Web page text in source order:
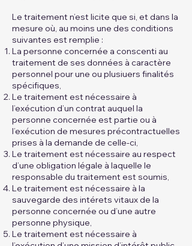
Le traitement n’est licite que si, et dans la
mesure où, au moins une des conditions
suivantes est remplie :
La personne concernée a conscenti au
traitement de ses données à caractère
personnel pour une ou plusiuers finalités
spécifiques,
Le traitement est nécessaire à
l’exécution d’un contrat auquel la
personne concernée est partie ou à
l’exécution de mesures précontractuelles
prises à la demande de celle-ci,
Le traitement est nécessaire au respect
d’une obligation légale à laquelle le
responsable du traitement est soumis,
Le traitement est nécessaire à la
sauvegarde des intérets vitaux de la
personne concernée ou d’une autre
personne physique,
Le traitement est nécessaire à